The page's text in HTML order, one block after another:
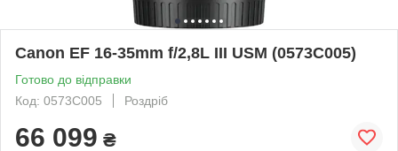
Canon EF 16-35mm f/2,8L III USM (0573C005)
Готово до відправки
Код: 0573C005
Роздріб
66 099 ₴